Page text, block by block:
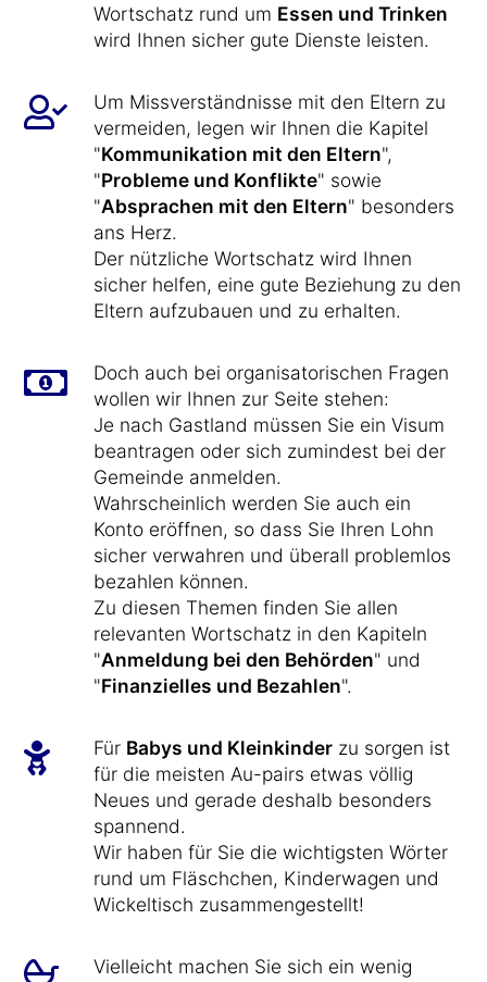
Wortschatz rund um Essen und Trinken
wird Ihnen sicher gute Dienste leisten.
Um Missverständnisse mit den Eltern zu
vermeiden, legen wir Ihnen die Kapitel
"Kommunikation mit den Eltern",
"Probleme und Konflikte" sowie
"Absprachen mit den Eltern" besonders
ans Herz.
Der nützliche Wortschatz wird Ihnen
sicher helfen, eine gute Beziehung zu den
Eltern aufzubauen und zu erhalten.
Doch auch bei organisatorischen Fragen
wollen wir Ihnen zur Seite stehen:
Je nach Gastland müssen Sie ein Visum
beantragen oder sich zumindest bei der
Gemeinde anmelden.
Wahrscheinlich werden Sie auch ein
Konto eröffnen, so dass Sie Ihren Lohn
sicher verwahren und überall problemlos
bezahlen können.
Zu diesen Themen finden Sie allen
relevanten Wortschatz in den Kapiteln
"Anmeldung bei den Behörden" und
"Finanzielles und Bezahlen".
Für Babys und Kleinkinder zu sorgen ist
für die meisten Au-pairs etwas völlig
Neues und gerade deshalb besonders
spannend.
Wir haben für Sie die wichtigsten Wörter
rund um Fläschchen, Kinderwagen und
Wickeltisch zusammengestellt!
Vielleicht machen Sie sich ein wenig